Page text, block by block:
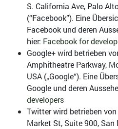
S. California Ave, Palo
(“Facebook”). Eine
Facebook und deren
hier: Facebook for
Google+ wird betrieben
Amphitheatre Parkway,
USA („Google“). Eine
Google und deren
developers
Twitter wird betrieben
Market St, Suite 900, San